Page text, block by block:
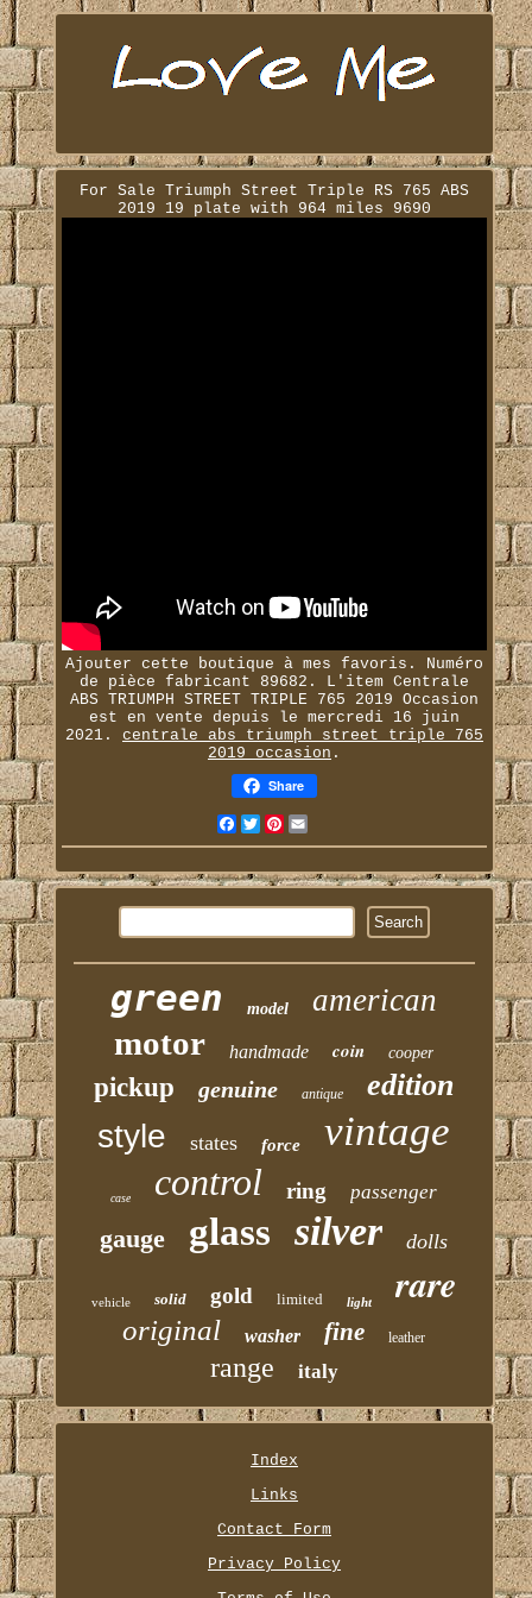
For Sale Triumph Street Triple RS 765 ABS
2019 19 plate with 964 miles 9690
Ajouter cette boutique à mes favoris. Numéro
de pièce fabricant 89682. L'item Centrale
ABS TRIUMPH STREET TRIPLE 765 2019 Occasion
est en vente depuis le mercredi 16 juin
2021. centrale abs triumph street triple 765
2019 occasion .
Share
Facebook
TwitterPinterest
green model american
motor handmade coin cooper
pickup genuine antique edition
style states force vintage
case control ring passenger
gauge glass silver dolls
vehicle solid gold limited light rare
original washer fine leather
range italy
Index
Links
Contact Form
Privacy Policy